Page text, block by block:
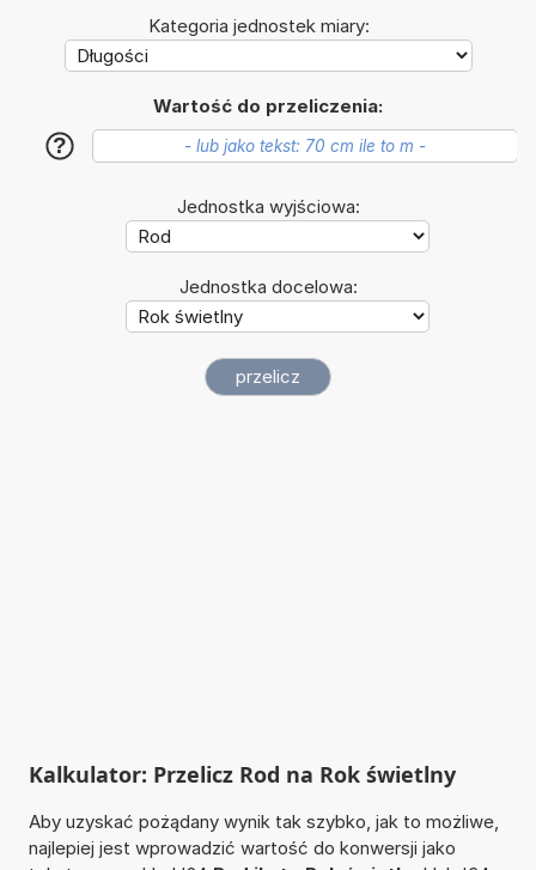
Kategoria jednostek miary:
Wartość do przeliczenia:
?
Jednostka wyjściowa:
Jednostka docelowa:
Kalkulator: Przelicz Rod na Rok świetlny
Aby uzyskać pożądany wynik tak szybko, jak to możliwe,
najlepiej jest wprowadzić wartość do konwersji jako